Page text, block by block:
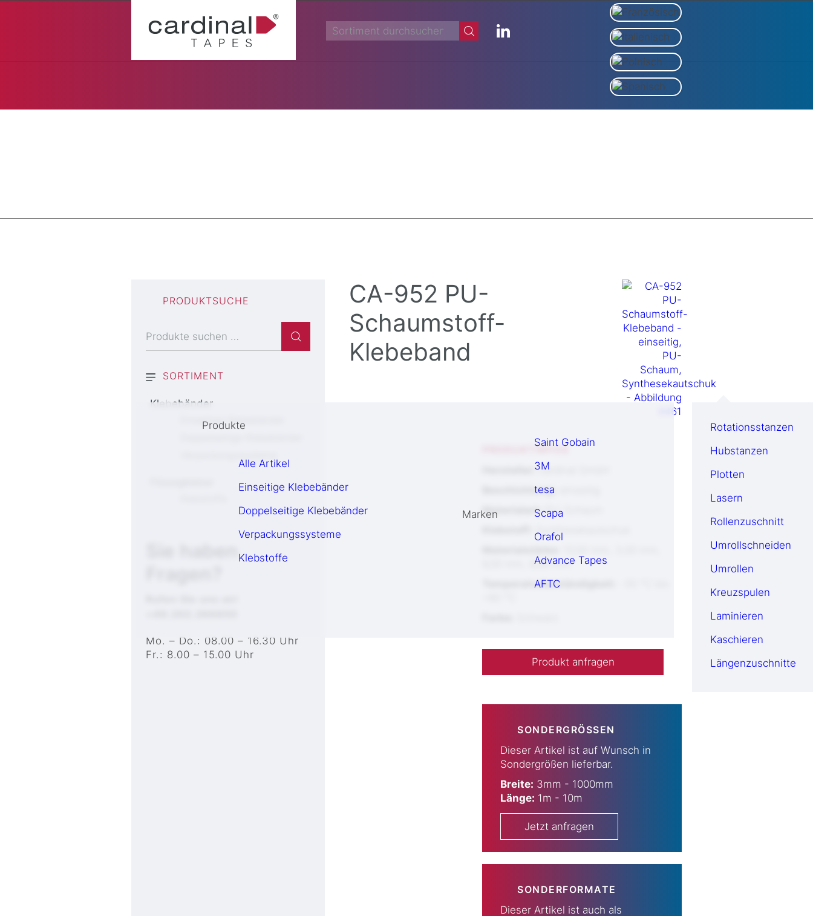
Suche
nach:
Produkte
Alle Artikel
Einseitige Klebebänder
Doppelseitige Klebebänder
Verpackungssysteme
Klebstoffe
Marken
Saint Gobain
3M
tesa
Scapa
Orafol
Advance Tapes
AFTC
Rotationsstanzen
Hubstanzen
Plotten
Lasern
Rollenzuschnitt
Umrollschneiden
Umrollen
Kreuzspulen
Laminieren
Kaschieren
Längenzuschnitte
PRODUKTSUCHE
nach:
SORTIMENT
Klebebänder
Einseitige Klebebänder
Mo. – Do.: 08.00 – 16.30 Uhr
Fr.: 8.00 – 15.00 Uhr
CA-952 PU-
Schaumstoff-
Klebeband
PRODUKTINFOS
Hersteller: cardinal GmbH
Beschichtung:
Materialart: PU-Schaum
Synthesekautschuk
6,00 mm, 8,00 mm
Temperaturbeständigkeit:
Produkt anfragen
SONDERGRÖSSEN
Dieser Artikel ist auf Wunsch in
Sondergrößen lieferbar.
Breite: 3mm - 1000mm
Länge: 1m - 10m
Jetzt anfragen
SONDERFORMATE
Dieser Artikel ist auch als